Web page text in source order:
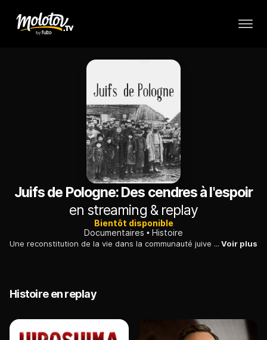
Juifs de Pologne: Des cendres à l'espoir
en streaming & replay
Bientôt disponible
Documentaires
Histoire
Une reconstitution de la vie dans la communauté juive de Pologne d'avant-guerre, basée sur des souvenirs de témoins et illustrée d'images d'archives. Voir plus
Histoire en replay